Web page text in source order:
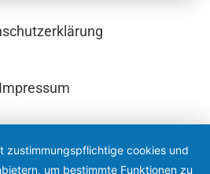
Impressum
zustimmungspflichtige cookies und
um bestimmte Funktionen zu